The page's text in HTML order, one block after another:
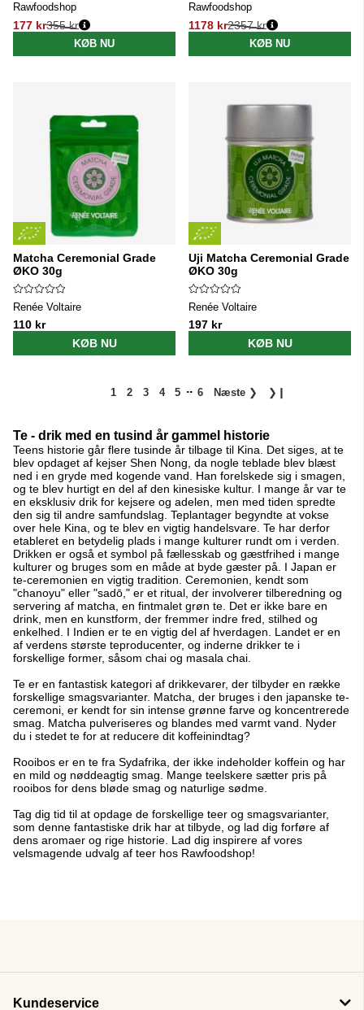
Rawfoodshop
177 kr
Normalpris:
355 kr
KØB NU
Rawfoodshop
1178 kr
Normalpris:2357 kr
KØB NU
Matcha Ceremonial Grade
ØKO 30g
Renée Voltaire
110 kr
KØB NU
Uji Matcha Ceremonial Grade
ØKO 30g
Renée Voltaire
197 kr
KØB NU
1 2 3 4 5 .. 6 Næste ❯ ❯❙
Te - drik med en tusind år gammel historie
Teens historie går flere tusinde år tilbage til Kina. Det siges, at te
blev opdaget af kejser Shen Nong, da nogle teblade blev blæst
ned i en gryde med kogende vand. Han forelskede sig i smagen,
og te blev hurtigt en del af den kinesiske kultur. I mange år var te
en eksklusiv drik for kejsere og adelen, men med tiden spredte
den sig til andre samfundslag. Teplantager begyndte at vokse
over hele Kina, og te blev en vigtig handelsvare. Te har derfor
etableret en betydelig plads i mange kulturer rundt om i verden.
Drikken er også et symbol på fællesskab og gæstfrihed i mange
kulturer og bruges som en måde at byde gæster på. I Japan er
te-ceremonien en vigtig tradition. Ceremonien, kendt som
"chanoyu" eller "sadō," er et ritual, der involverer tilberedning og
servering af matcha, en fintmalet grøn te. Det er ikke bare en
drink, men en kunstform, der fremmer indre fred, stilhed og
enkelhed. I Indien er te en vigtig del af hverdagen. Landet er en
af ​​verdens største teproducenter, og inderne drikker te i
forskellige former, såsom chai og masala chai.
Te er en fantastisk kategori af drikkevarer, der tilbyder en række
forskellige smagsvarianter. Matcha, der bruges i den japanske te-
ceremoni, er kendt for sin intense grønne farve og koncentrerede
smag. Matcha pulveriseres og blandes med varmt vand. Nyder
du i stedet te for at reducere dit koffeinindtag?
Rooibos er en te fra Sydafrika, der ikke indeholder koffein og har
en mild og nøddeagtig smag. Mange teelskere sætter pris på
rooibos for dens bløde smag og naturlige sødme.
Tag dig tid til at opdage de forskellige teer og smagsvarianter,
som denne fantastiske drik har at tilbyde, og lad dig forføre af
dens aromaer og rige historie. Lad dig inspirere af vores
velsmagende udvalg af teer hos Rawfoodshop!
Kundeservice